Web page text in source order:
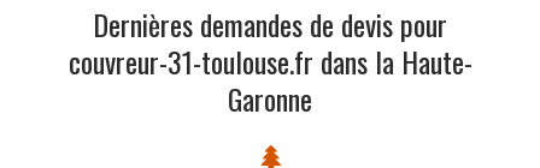
Dernières demandes de devis pour
couvreur-31-toulouse.fr dans la Haute-
Garonne